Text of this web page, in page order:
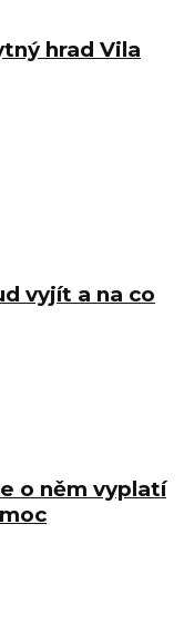
hrad Vila
vyjít a na co
o něm vyplatí